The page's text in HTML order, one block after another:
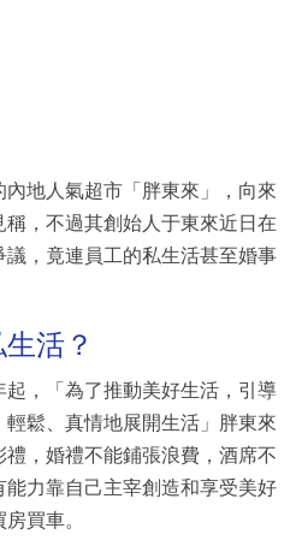
地人氣超市「胖東來」，向來
稱，不過其創始人于東來近日在
，竟連員工的私生活甚至婚事
活？
，「為了推動美好生活，引導
鬆、真情地展開生活」胖東來
禮，婚禮不能鋪張浪費，酒席不
力靠自己主宰創造和享受美好
買車。